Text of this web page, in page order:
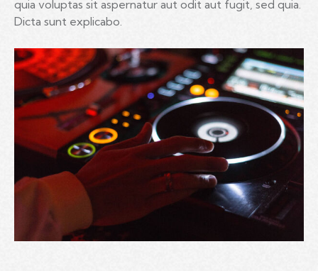
quia voluptas sit aspernatur aut odit aut fugit, sed quia.
Dicta sunt explicabo.